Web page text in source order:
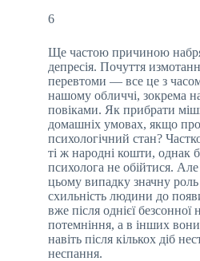
6
Ще частою причиною
депресія. Почуття
перевтоми — все це з
нашому обличчі, зокрема
повіками. Як прибрати
домашніх умовах, якщо
психологічний стан?
ті ж народні кошти, однак
психолога не обійтися.
цьому випадку значну роль
схильність людини до
вже після однієї
потемніння, а в інших
навіть після кількох діб
неспання.